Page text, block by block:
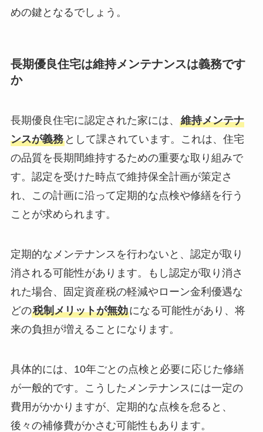
めの鍵となるでしょう。
長期優良住宅は維持メンテナンスは義務です
か
長期優良住宅に認定された家には、 維持メンテナ
ンスが義務として課されています。これは、住宅
の品質を長期間維持するための重要な取り組みで
す。認定を受けた時点で維持保全計画が策定さ
れ、この計画に沿って定期的な点検や修繕を行う
ことが求められます。
定期的なメンテナンスを行わないと、認定が取り
消される可能性があります。もし認定が取り消さ
れた場合、固定資産税の軽減やローン金利優遇な
どの税制メリットが無効になる可能性があり、将
来の負担が増えることになります。
具体的には、10年ごとの点検と必要に応じた修繕
が一般的です。こうしたメンテナンスには一定の
費用がかかりますが、定期的な点検を怠ると、
後々の補修費がかさむ可能性もあります。